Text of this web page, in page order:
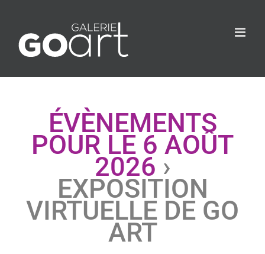
ÉVÈNEMENTS
POUR LE 6 AOÛT
2026 ›
EXPOSITION
VIRTUELLE DE GO
ART